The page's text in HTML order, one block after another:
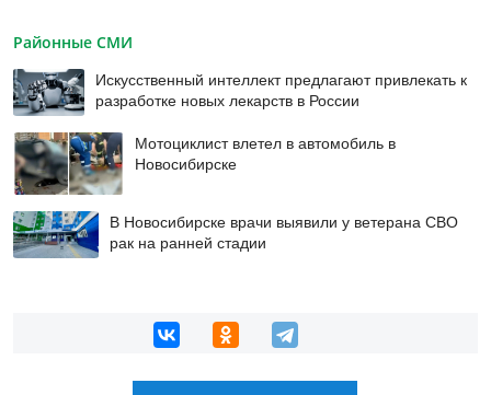
Районные СМИ
Искусственный интеллект предлагают привлекать к
разработке новых лекарств в России
Мотоциклист влетел в автомобиль в
Новосибирске
В Новосибирске врачи выявили у ветерана СВО
рак на ранней стадии